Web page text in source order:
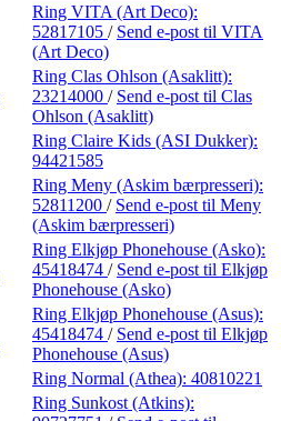
Ring VITA (Art Deco):
52817105 / Send e-post til VITA
(Art Deco)
Ring Clas Ohlson (Asaklitt):
23214000 / Send e-post til Clas
Ohlson (Asaklitt)
Ring Claire Kids (ASI Dukker):
94421585
Ring Meny (Askim bærpresseri):
52811200 / Send e-post til Meny
(Askim bærpresseri)
Ring Elkjøp Phonehouse (Asko):
45418474 / Send e-post til Elkjøp
Phonehouse (Asko)
Ring Elkjøp Phonehouse (Asus):
45418474 / Send e-post til Elkjøp
Phonehouse (Asus)
Ring Normal (Athea): 40810221
Ring Sunkost (Atkins):